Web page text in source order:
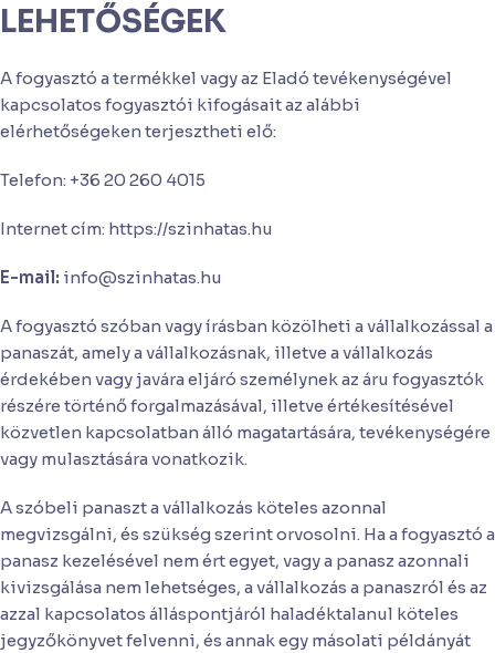
LEHETŐSÉGEK
A fogyasztó a termékkel vagy az Eladó tevékenységével
kapcsolatos fogyasztói kifogásait az alábbi
elérhetőségeken terjesztheti elő:
Telefon: +36 20 260 4015
Internet cím: https://szinhatas.hu
E-mail: info@szinhatas.hu
A fogyasztó szóban vagy írásban közölheti a vállalkozással a
panaszát, amely a vállalkozásnak, illetve a vállalkozás
érdekében vagy javára eljáró személynek az áru fogyasztók
részére történő forgalmazásával, illetve értékesítésével
közvetlen kapcsolatban álló magatartására, tevékenységére
vagy mulasztására vonatkozik.
A szóbeli panaszt a vállalkozás köteles azonnal
megvizsgálni, és szükség szerint orvosolni. Ha a fogyasztó a
panasz kezelésével nem ért egyet, vagy a panasz azonnali
kivizsgálása nem lehetséges, a vállalkozás a panaszról és az
azzal kapcsolatos álláspontjáról haladéktalanul köteles
jegyzőkönyvet felvenni, és annak egy másolati példányát